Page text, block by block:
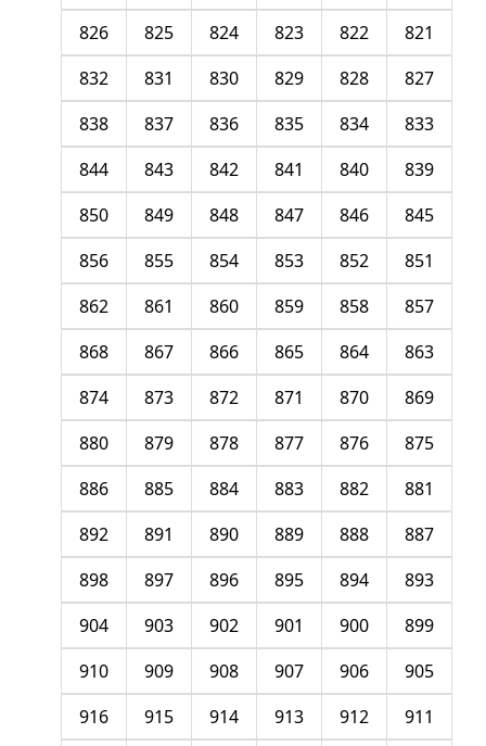
821
822
823
824
825
826
827
828
829
830
831
832
833
834
835
836
837
838
839
840
841
842
843
844
845
846
847
848
849
850
851
852
853
854
855
856
857
858
859
860
861
862
863
864
865
866
867
868
869
870
871
872
873
874
875
876
877
878
879
880
881
882
883
884
885
886
887
888
889
890
891
892
893
894
895
896
897
898
899
900
901
902
903
904
905
906
907
908
909
910
911
912
913
914
915
916